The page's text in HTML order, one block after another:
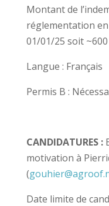
Montant de
réglementation
01/01/25 soit
Langue : Français
Permis B :
CANDIDATURES :
motivation à
(
Date limite de